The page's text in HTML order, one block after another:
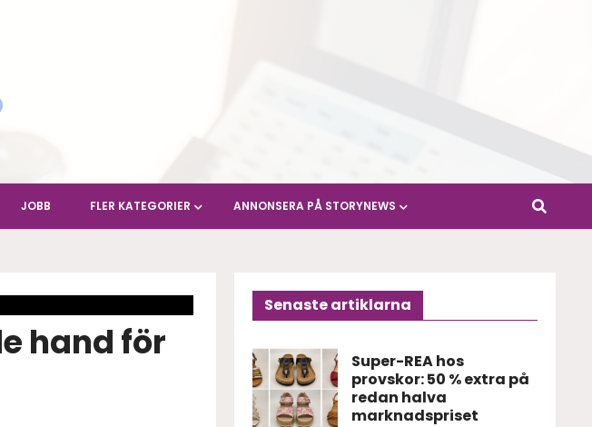
JOBB FLER KATEGORIER ANNONSERA PÅ STORYNEWS
hand för
Senaste artiklarna
Super-REA hos
provskor: 50 % extra på
redan halva
marknadspriset